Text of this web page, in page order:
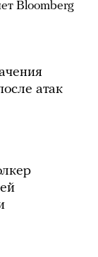
Bloomberg
атак